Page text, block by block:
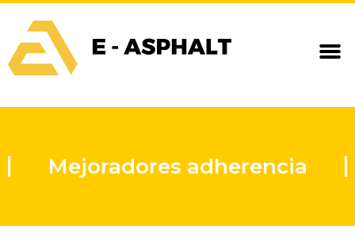
Mejoradores adherencia